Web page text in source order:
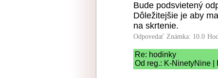
Bude podsvietený
Dôležitejšie je aby
na skrtenie.
Odpovedať Známka: 10.0
Re: hodinky
Od reg.: K-NinetyNine |